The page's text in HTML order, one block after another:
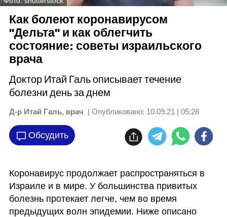
Как болеют коронавирусом
"Дельта" и как облегчить
состояние: советы израильского
врача
Доктор Итай Галь описывает течение
болезни день за днем
Д-р Итай Галь, врач | Опубликовано: 10.09.21 | 05:28
Обсудить
Коронавирус продолжает распространяться в
Израиле и в мире. У большинства привитых
болезнь протекает легче, чем во время
предыдущих волн эпидемии. Ниже описано